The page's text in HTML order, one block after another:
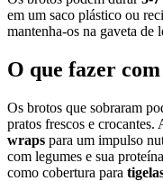
em um saco plástico ou
mantenha-os na gaveta de
O que fazer com
Os brotos que sobraram
pratos frescos e crocantes.
wraps para um impulso
com legumes e sua
como cobertura para